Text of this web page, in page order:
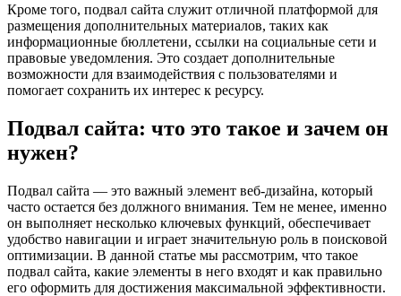
Кроме того, подвал сайта служит отличной платформой для
размещения дополнительных материалов, таких как
информационные бюллетени, ссылки на социальные сети и
правовые уведомления. Это создает дополнительные
возможности для взаимодействия с пользователями и
помогает сохранить их интерес к ресурсу.
Подвал сайта: что это такое и зачем он
нужен?
Подвал сайта — это важный элемент веб-дизайна, который
часто остается без должного внимания. Тем не менее, именно
он выполняет несколько ключевых функций, обеспечивает
удобство навигации и играет значительную роль в поисковой
оптимизации. В данной статье мы рассмотрим, что такое
подвал сайта, какие элементы в него входят и как правильно
его оформить для достижения максимальной эффективности.